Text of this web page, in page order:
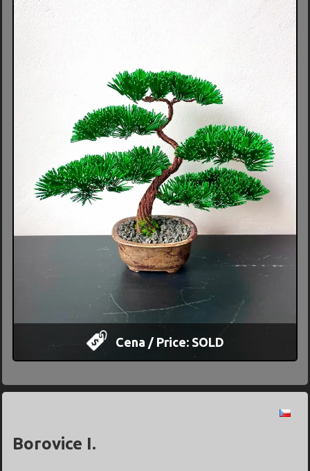
Cena / Price: SOLD
Borovice I.